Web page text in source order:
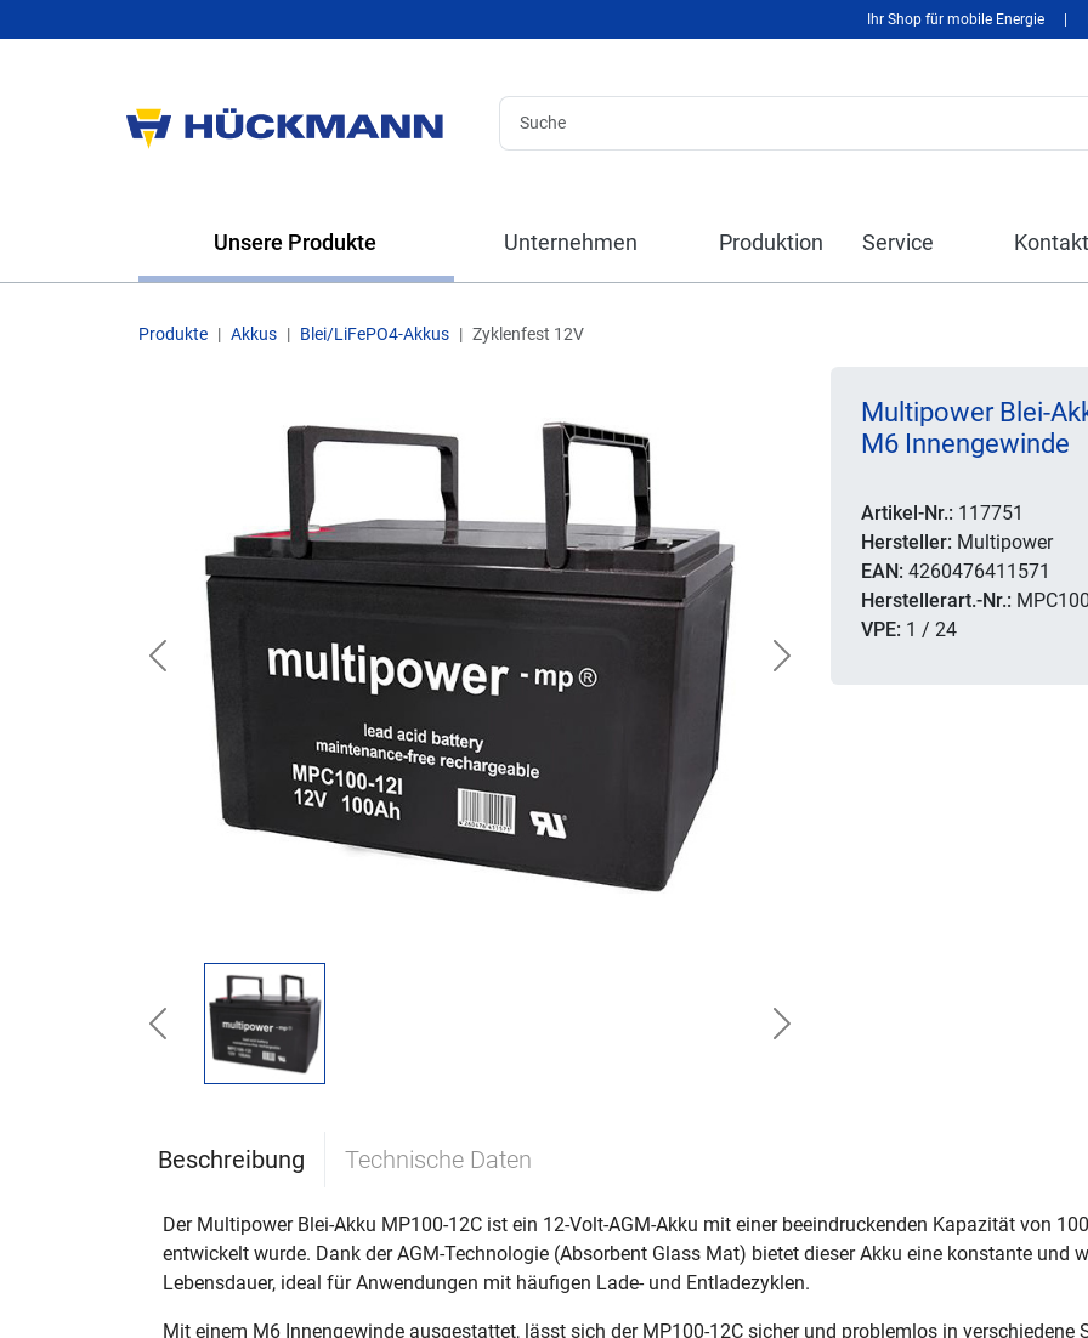
Ihr Shop für mobile Energie
Unsere Produkte Unternehmen Produktion Service Kontakt
Produkte Akkus Blei/LiFePO4-Akkus Zyklenfest 12V
Previous Next
Previous Next
Multipower Blei-
M6 Innengewinde
Artikel-Nr.: 117751
Hersteller: Multipower
EAN: 4260476411571
Herstellerart.-Nr.:
VPE: 1 / 24
Beschreibung Technische Daten
Der Multipower Blei-Akku MP100-12C ist ein 12-Volt-AGM-Akku mit einer beeindruckenden Kapazität von
entwickelt wurde. Dank der AGM-Technologie (Absorbent Glass Mat) bietet dieser Akku eine konstante und
Lebensdauer, ideal für Anwendungen mit häufigen Lade- und Entladezyklen.
Mit einem M6 Innengewinde ausgestattet, lässt sich der MP100-12C sicher und problemlos in verschiedene